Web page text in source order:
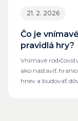
21. 2. 2026
Čo je
pravidlá hry?
Vnímavé
ako nastaviť
hnev a budovať